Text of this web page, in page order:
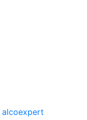
alcoexpert